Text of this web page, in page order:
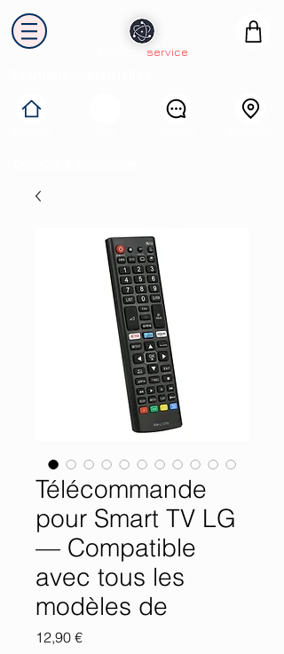
service
Télécommande
pour Smart TV LG
— Compatible
avec tous les
modèles de
12,90 €Prix